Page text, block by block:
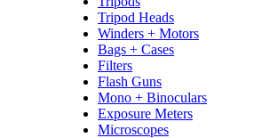
Tripod Heads
Winders + Motors
Bags + Cases
Filters
Flash Guns
Mono + Binoculars
Exposure Meters
Microscopes